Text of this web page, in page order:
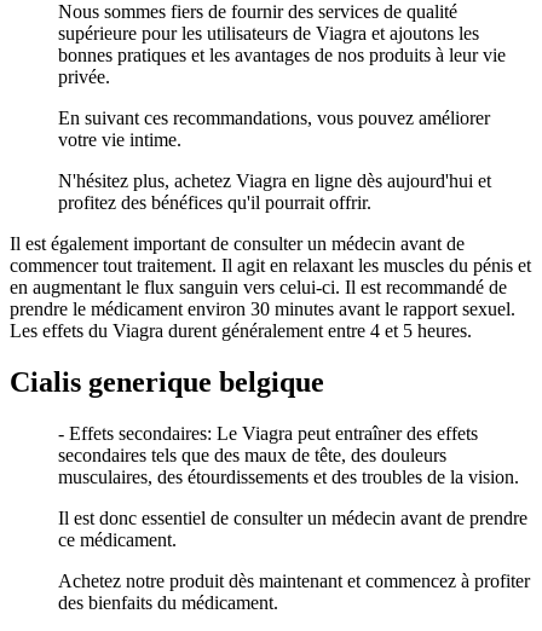
Nous sommes fiers de fournir des services de qualité
supérieure pour les utilisateurs de Viagra et ajoutons les
bonnes pratiques et les avantages de nos produits à leur vie
privée.
En suivant ces recommandations, vous pouvez améliorer
votre vie intime.
N'hésitez plus, achetez Viagra en ligne dès aujourd'hui et
profitez des bénéfices qu'il pourrait offrir.
Il est également important de consulter un médecin avant de
commencer tout traitement. Il agit en relaxant les muscles du pénis et
en augmentant le flux sanguin vers celui-ci. Il est recommandé de
prendre le médicament environ 30 minutes avant le rapport sexuel.
Les effets du Viagra durent généralement entre 4 et 5 heures.
Cialis generique belgique
- Effets secondaires: Le Viagra peut entraîner des effets
secondaires tels que des maux de tête, des douleurs
musculaires, des étourdissements et des troubles de la vision.
Il est donc essentiel de consulter un médecin avant de prendre
ce médicament.
Achetez notre produit dès maintenant et commencez à profiter
des bienfaits du médicament.